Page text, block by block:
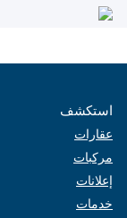
استكشف
عقارات
مركبات
إعلانات
خدمات